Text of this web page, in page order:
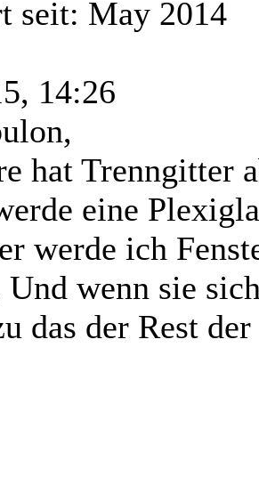
seit: May 2014
14:26
hat Trenngitter
eine
werde ich
Und wenn sie
das der Rest